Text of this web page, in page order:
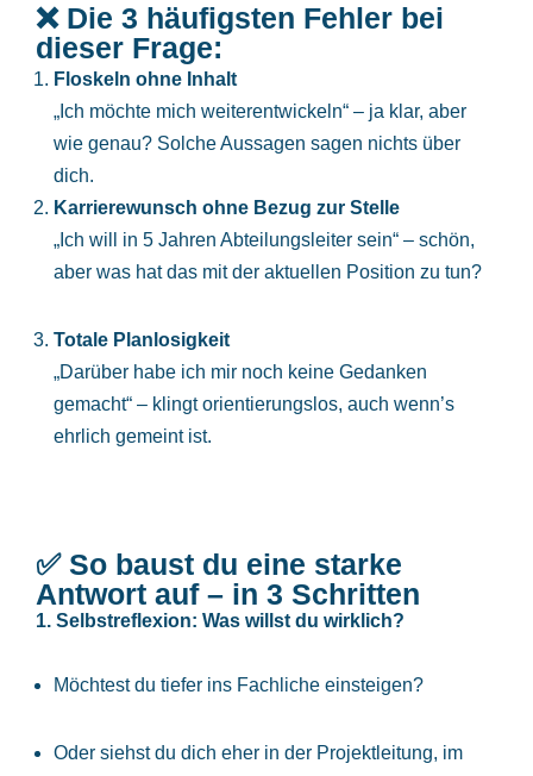
❌ Die 3 häufigsten Fehler bei
dieser Frage:
Floskeln ohne Inhalt
„Ich möchte mich weiterentwickeln“ – ja klar, aber
wie genau? Solche Aussagen sagen nichts über
dich.
Karrierewunsch ohne Bezug zur Stelle
„Ich will in 5 Jahren Abteilungsleiter sein“ – schön,
aber was hat das mit der aktuellen Position zu tun?
Totale Planlosigkeit
„Darüber habe ich mir noch keine Gedanken
gemacht“ – klingt orientierungslos, auch wenn’s
ehrlich gemeint ist.
✅ So baust du eine starke
Antwort auf – in 3 Schritten
1. Selbstreflexion: Was willst du wirklich?
Möchtest du tiefer ins Fachliche einsteigen?
Oder siehst du dich eher in der Projektleitung, im